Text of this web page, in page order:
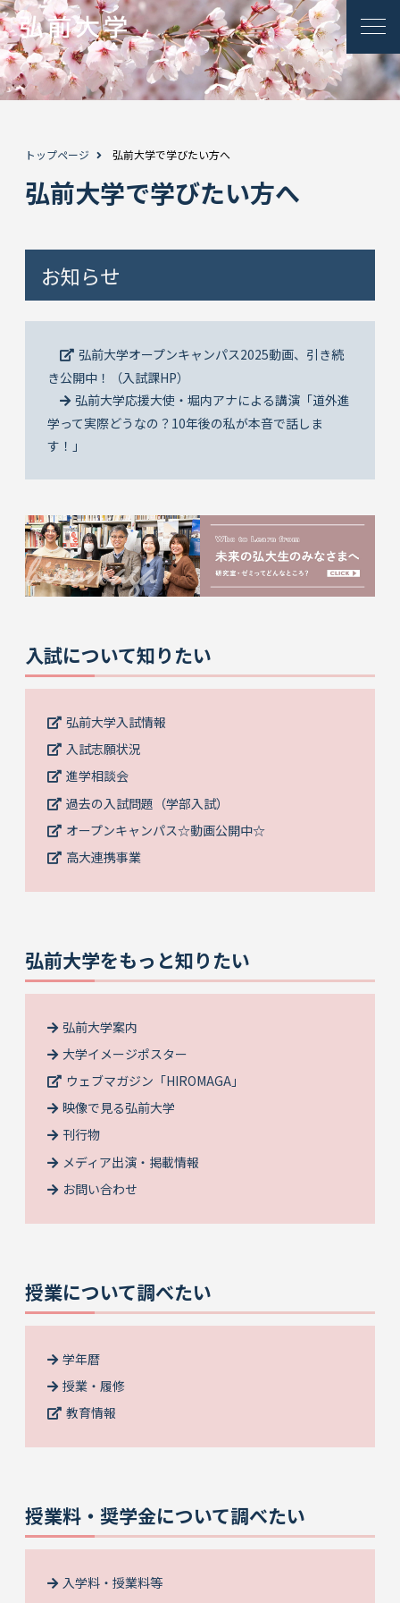
トップページ 弘前大学で学びたい方へ
弘前大学で学びたい方へ
お知らせ
弘前大学オープンキャンパス2025動画、引き続
き公開中！（入試課HP）
弘前大学応援大使・堀内アナによる講演「道外進
学って実際どうなの？10年後の私が本音で話しま
す！」
入試について知りたい
弘前大学入試情報
入試志願状況
進学相談会
過去の入試問題（学部入試）
オープンキャンパス☆動画公開中☆
高大連携事業
弘前大学をもっと知りたい
弘前大学案内
大学イメージポスター
ウェブマガジン「HIROMAGA」
映像で見る弘前大学
刊行物
メディア出演・掲載情報
お問い合わせ
授業について調べたい
学年暦
授業・履修
教育情報
授業料・奨学金について調べたい
入学料・授業料等